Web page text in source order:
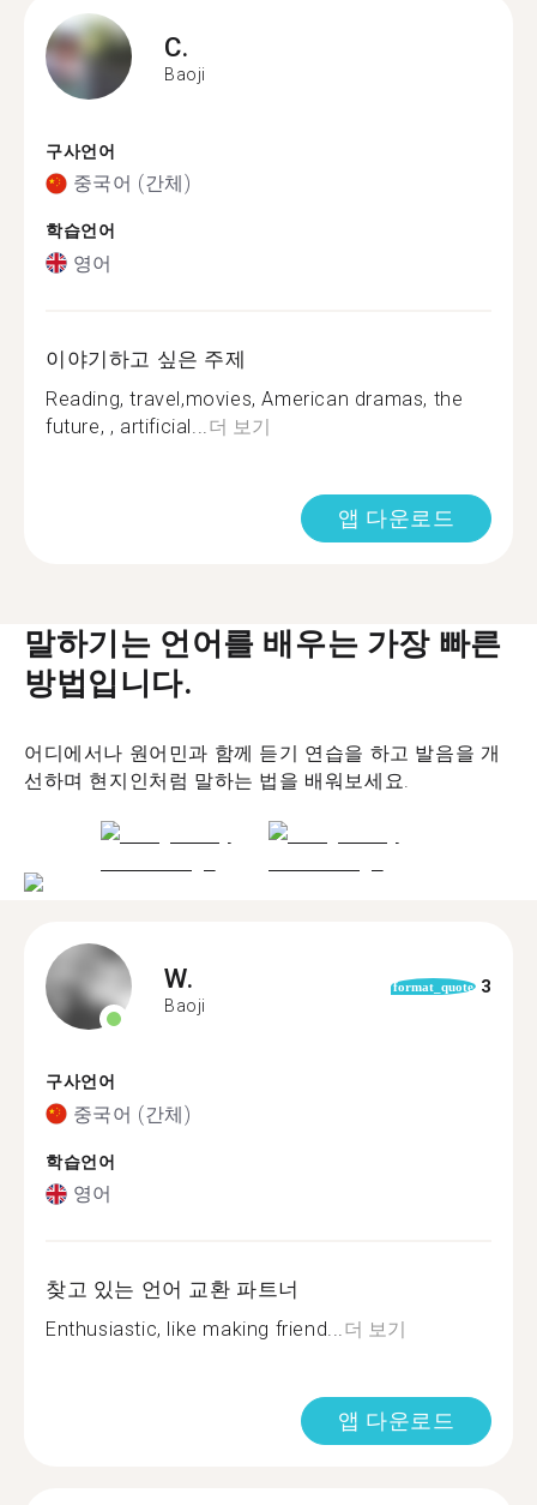
C.
Baoji
구사언어
중국어 (간체)
학습언어
영어
이야기하고 싶은 주제
Reading, travel,movies, American dramas, the
future, , artificial... 더 보기
앱 다운로드
말하기는 언어를 배우는 가장 빠른
방법입니다.
어디에서나 원어민과 함께 듣기 연습을 하고 발음을 개
선하며 현지인처럼 말하는 법을 배워보세요.
W.
Baoji
format_quote 3
구사언어
중국어 (간체)
학습언어
영어
찾고 있는 언어 교환 파트너
Enthusiastic, like making friend...더 보기
앱 다운로드